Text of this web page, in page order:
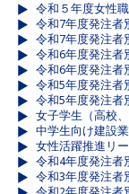
令和５年度女性
令和7年度発注者
令和7年度発注者
令和6年度発注者
令和6年度発注者
令和5年度発注者
令和5年度発注者
女子学生（高校
中学生向け建設
女性活躍推進リ
令和4年度発注者
令和3年度発注者